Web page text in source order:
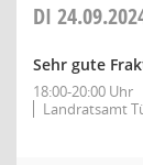
DI
Sehr gute
18:00-20:00 Uhr
Landratsamt